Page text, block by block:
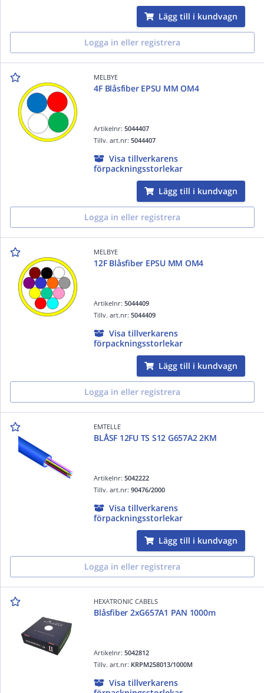
Lägg till i kundvagn
Logga in eller registrera
MELBYE
4F Blåsfiber EPSU MM OM4
Artikelnr:5044407
Tillv. art.nr:5044407
Visa tillverkarens
förpackningsstorlekar
Lägg till i kundvagn
Logga in eller registrera
MELBYE
12F Blåsfiber EPSU MM OM4
Artikelnr:5044409
Tillv. art.nr:5044409
Visa tillverkarens
förpackningsstorlekar
Lägg till i kundvagn
Logga in eller registrera
EMTELLE
BLÅSF 12FU TS S12 G657A2 2KM
Artikelnr:5042222
Tillv. art.nr:90476/2000
Visa tillverkarens
förpackningsstorlekar
Lägg till i kundvagn
Logga in eller registrera
HEXATRONIC CABELS
Blåsfiber 2xG657A1 PAN 1000m
Artikelnr:5042812
Tillv. art.nr: KRPM258013/1000M
Visa tillverkarens